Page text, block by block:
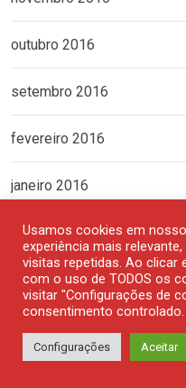
outubro 2016
setembro 2016
fevereiro 2016
janeiro 2016
MAIS VISTOS
SAÚDE
as
15 DE
Usamos cookies em
experiência mais
visitas repetidas. Ao clicar
com o uso de TODOS os
visitar "Configurações de
consentimento controlado.
Configurações Aceitar